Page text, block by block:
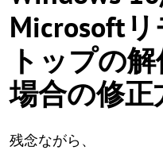
Microsoft
トップの
場合の修正
残念ながら、